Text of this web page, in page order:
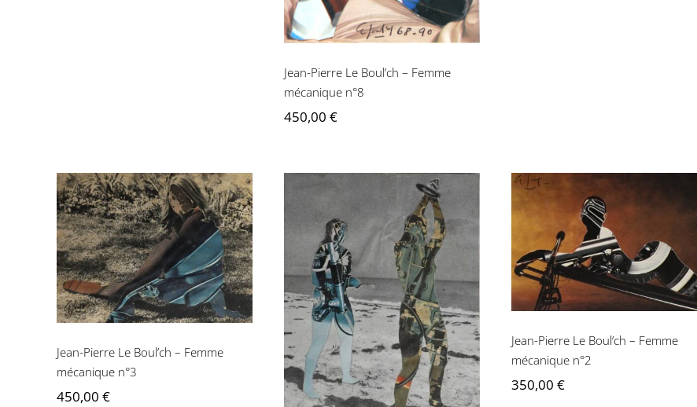
Jean-Pierre Le Boul’ch – Femme
mécanique n°8
450,00 €
Jean-Pierre Le Boul’ch –
Femme mécanique n°3
Jean-Pierre Le Boul’ch – Femme
mécanique n°3
450,00 €
Jean-Pierre Le Boul’ch –
Femme mécanique n°5
Jean-Pierre Le Boul’ch –
Femme mécanique n°2
Jean-Pierre Le Boul’ch – Femme
mécanique n°2
350,00 €